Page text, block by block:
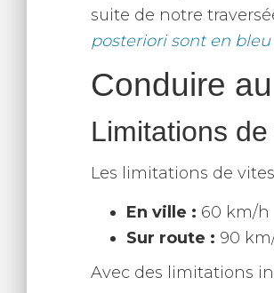
suite de notre
posteriori sont en
Conduire
Limitations
Les limitations de
En ville : 60 km/h
Sur route : 90
Avec des limitations